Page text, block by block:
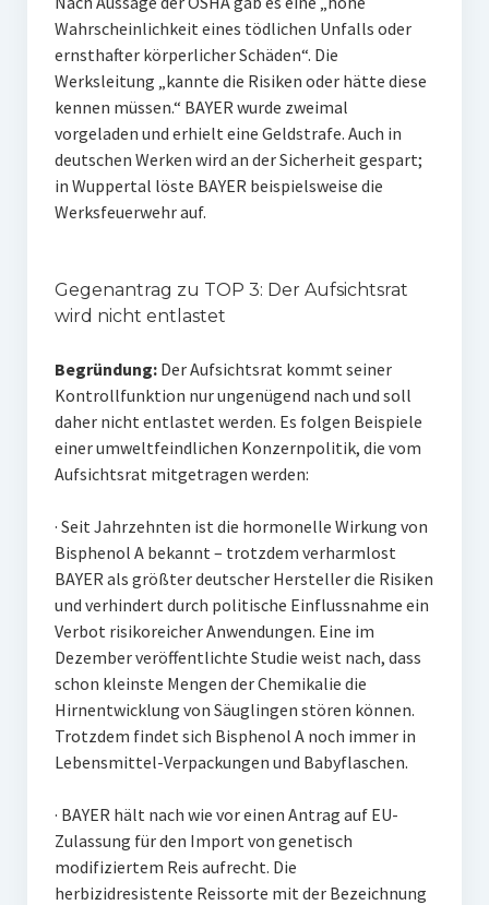
Wahrscheinlichkeit eines tödlichen Unfalls oder
ernsthafter körperlicher Schäden“. Die
Werksleitung „kannte die Risiken oder hätte diese
kennen müssen.“ BAYER wurde zweimal
vorgeladen und erhielt eine Geldstrafe. Auch in
deutschen Werken wird an der Sicherheit gespart;
in Wuppertal löste BAYER beispielsweise die
Werksfeuerwehr auf.
Gegenantrag zu TOP 3: Der Aufsichtsrat
wird nicht entlastet
Begründung:Der Aufsichtsrat kommt seiner
Kontrollfunktion nur ungenügend nach und soll
daher nicht entlastet werden. Es folgen Beispiele
einer umweltfeindlichen Konzernpolitik, die vom
Aufsichtsrat mitgetragen werden:
· Seit Jahrzehnten ist die hormonelle Wirkung von
Bisphenol A bekannt – trotzdem verharmlost
BAYER als größter deutscher Hersteller die Risiken
und verhindert durch politische Einflussnahme ein
Verbot risikoreicher Anwendungen. Eine im
Dezember veröffentlichte Studie weist nach, dass
schon kleinste Mengen der Chemikalie die
Hirnentwicklung von Säuglingen stören können.
Trotzdem findet sich Bisphenol A noch immer in
Lebensmittel-Verpackungen und Babyflaschen.
· BAYER hält nach wie vor einen Antrag auf EU-
Zulassung für den Import von genetisch
modifiziertem Reis aufrecht. Die
herbizidresistente Reissorte mit der Bezeichnung